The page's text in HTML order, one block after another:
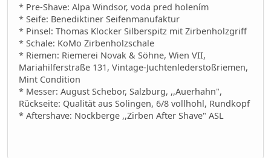
* Pre-Shave: Alpa Windsor, voda pred holením
* Seife: Benediktiner Seifenmanufaktur
* Pinsel: Thomas Klocker Silberspitz mit Zirbenholzgriff
* Schale: KoMo Zirbenholzschale
* Riemen: Riemerei Novak & Söhne, Wien VII,
Mariahilferstraße 131, Vintage-Juchtenlederstoßriemen,
Mint Condition
* Messer: August Schebor, Salzburg, ,,Auerhahn",
Rückseite: Qualität aus Solingen, 6/8 vollhohl, Rundkopf
* Aftershave: Nockberge ,,Zirben After Shave" ASL